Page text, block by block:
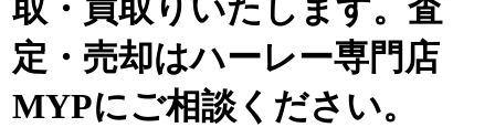
取・買取りいたします。査
定・売却はハーレー専門店
MYPにご相談ください。